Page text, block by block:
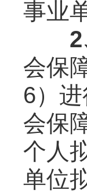
事业
2
会保
6）
会保
个人
单位